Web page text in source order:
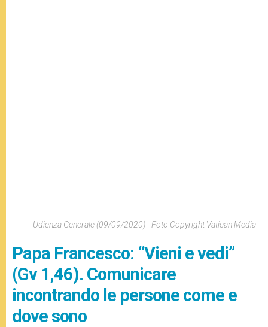
Udienza Generale (09/09/2020) - Foto Copyright Vatican Media
Papa Francesco: “Vieni e vedi”
(Gv 1,46). Comunicare
incontrando le persone come e
dove sono